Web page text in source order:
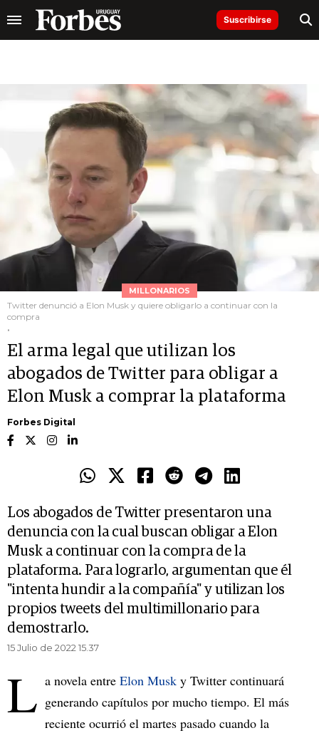
Suscribirse
MILLONARIOS
Twitter denunció a Elon Musk y quiere obligarlo a continuar con la
compra
.
El arma legal que utilizan los
abogados de Twitter para obligar a
Elon Musk a comprar la plataforma
Forbes Digital
Los abogados de Twitter presentaron una
denuncia con la cual buscan obligar a Elon
Musk a continuar con la compra de la
plataforma. Para lograrlo, argumentan que él
"intenta hundir a la compañía" y utilizan los
propios tweets del multimillonario para
demostrarlo.
15 Julio de 2022 15.37
L a novela entre Elon Musk y Twitter continuará
generando capítulos por mucho tiempo. El más
reciente ocurrió el martes pasado cuando la